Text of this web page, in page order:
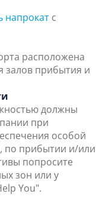
напрокат с
расположена
залов прибытия и
должны
при
особой
по прибытии и/или
попросите
зон или у
You".